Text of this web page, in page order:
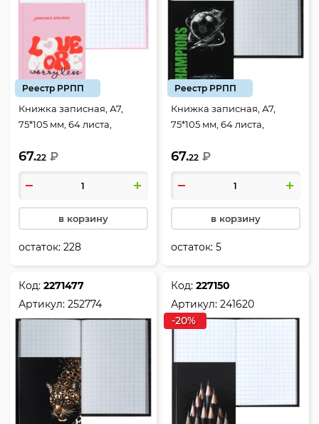
Реестр РРПП
Книжка записная, А7,
75*105 мм, 64 листа,
картон 7Бц, Love more,
КОКОС, 252771
67.22 ₽
в корзину
остаток:228
Реестр РРПП
Книжка записная, А7,
75*105 мм, 64 листа,
картон 7Бц, Champions,
КОКОС, 252772
67.22 ₽
в корзину
остаток:5
Код:2271477
Артикул:252774
Код:227150
Артикул:241620
-20%